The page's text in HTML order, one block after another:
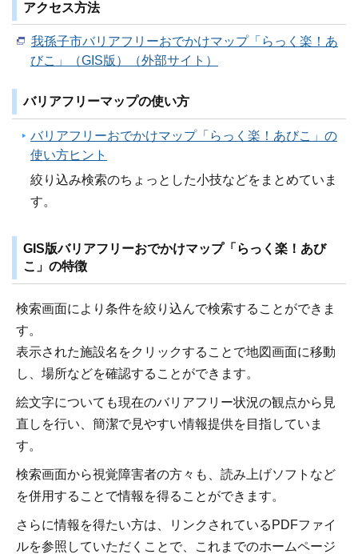
アクセス方法
我孫子市バリアフリーおでかけマップ「らっく楽！あ
びこ」（GIS版）（外部サイト）
バリアフリーマップの使い方
バリアフリーおでかけマップ「らっく楽！あびこ」の
使い方ヒント
絞り込み検索のちょっとした小技などをまとめていま
す。
GIS版バリアフリーおでかけマップ「らっく楽！あび
こ」の特徴
検索画面により条件を絞り込んで検索することができま
す。
表示された施設名をクリックすることで地図画面に移動
し、場所などを確認することができます。
絵文字についても現在のバリアフリー状況の観点から見
直しを行い、簡潔で見やすい情報提供を目指していま
す。
検索画面から視覚障害者の方々も、読み上げソフトなど
を併用することで情報を得ることができます。
さらに情報を得たい方は、リンクされているPDFファイ
ルを参照していただくことで、これまでのホームページ